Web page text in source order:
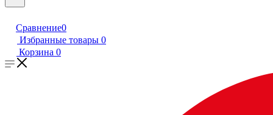
Сравнение0
Избранные товары 0
Корзина 0